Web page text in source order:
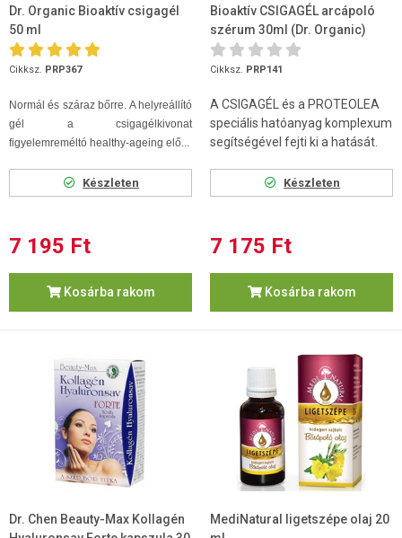
Dr. Organic Bioaktív csigagél
50 ml
Cikksz. PRP367
Normál és száraz bőrre. A helyreállító
gél a csigagélkivonat
figyelemreméltó healthy-ageing elő...
Készleten
7 195 Ft
Kosárba rakom
Bioaktív CSIGAGÉL arcápoló
szérum 30ml (Dr. Organic)
Cikksz. PRP141
A CSIGAGÉL és a PROTEOLEA
speciális hatóanyag komplexum
segítségével fejti ki a hatását.
Készleten
7 175 Ft
Kosárba rakom
Dr. Chen Beauty-Max Kollagén
MediNatural ligetszépe olaj 20